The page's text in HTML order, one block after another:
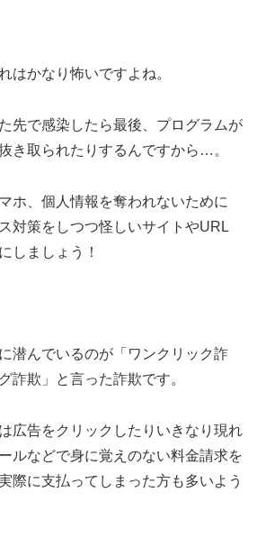
かなり怖いですよね。
先で感染したら最後、プログラムが
き取られたりするんですから…。
ホ、個人情報を奪われないために
対策をしつつ怪しいサイトやURL
しましょう！
潜んでいるのが「ワンクリック詐
詐欺」と言った詐欺です。
広告をクリックしたりいきなり現れ
ルなどで身に覚えのない料金請求を
際に支払ってしまった方も多いよう